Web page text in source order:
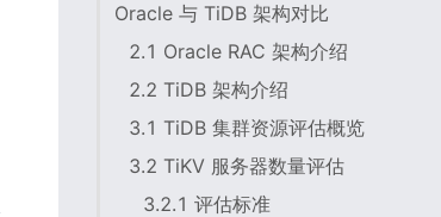
Oracle 与 TiDB 架构对比
2.1 Oracle RAC 架构介绍
2.2 TiDB 架构介绍
3.1 TiDB 集群资源评估概览
3.2 TiKV 服务器数量评估
3.2.1 评估标准